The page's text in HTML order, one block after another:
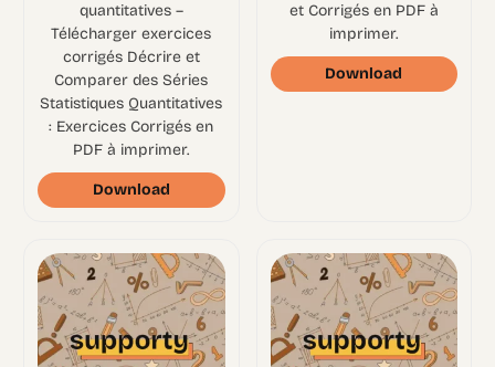
quantitatives –
Télécharger exercices
corrigés Décrire et
Comparer des Séries
Statistiques Quantitatives
: Exercices Corrigés en
PDF à imprimer.
Download
et Corrigés en PDF à
imprimer.
Download